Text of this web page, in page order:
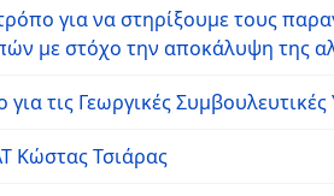
για να στηρίξουμε τους
με στόχο την αποκάλυψη της
τις Γεωργικές Συμβουλευτικές
Κώστας Τσιάρας